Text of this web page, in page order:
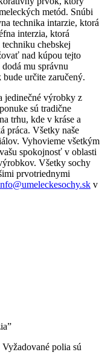
metód. Snúbi
technika intarzie, ktorá
interzia, ktorá
chebskej
nad kúpou tejto
mu správnu
určite zaručený.
jedinečné výrobky z
sú tradične
trhu, kde v kráse a
práca. Všetky naše
Vyhovieme všetkým
spokojnosť v oblasti
Všetky sochy
prvotriednymi
v
Vyžadované polia sú